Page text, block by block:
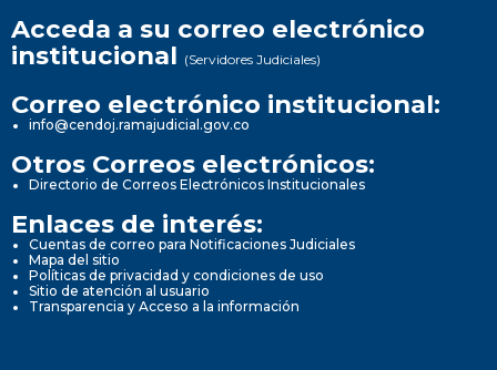
Acceda a su correo electrónico
institucional (Servidores Judiciales)
Correo electrónico institucional:
info@cendoj.ramajudicial.gov.co
Otros Correos electrónicos:
Directorio de Correos Electrónicos Institucionales
Enlaces de interés:
Cuentas de correo para Notificaciones Judiciales
Mapa del sitio
Políticas de privacidad y condiciones de uso
Sitio de atención al usuario
Transparencia y Acceso a la información